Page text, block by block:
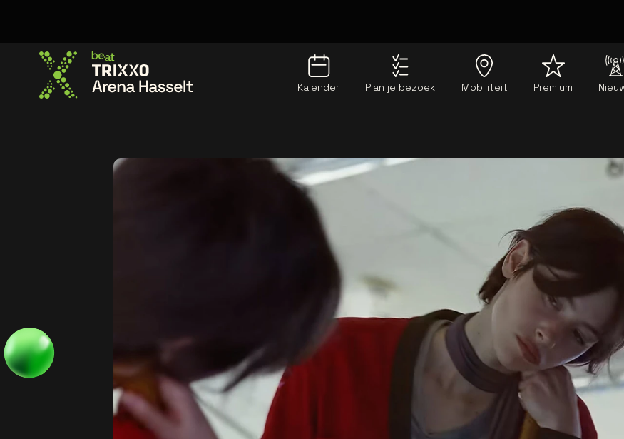
Kalender Plan je bezoek Mobiliteit Premium